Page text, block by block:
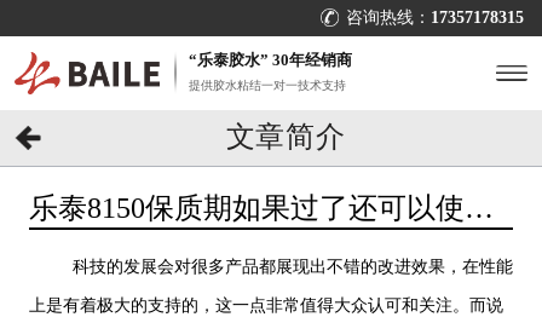
咨询热线： 17357178315
“乐泰胶水” 30年经销商
提供胶水粘结一对一技术支持
文章简介
乐泰8150保质期如果过了还可以使用
科技的发展会对很多产品都展现出不错的改进效果，在性能
上是有着极大的支持的，这一点非常值得大众认可和关注。而说